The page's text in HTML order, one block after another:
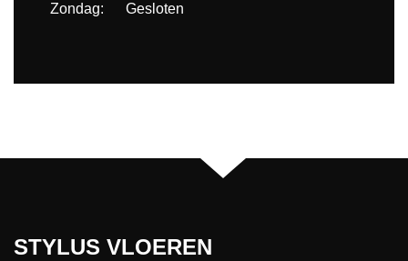
Zondag: Gesloten
STYLUS VLOEREN